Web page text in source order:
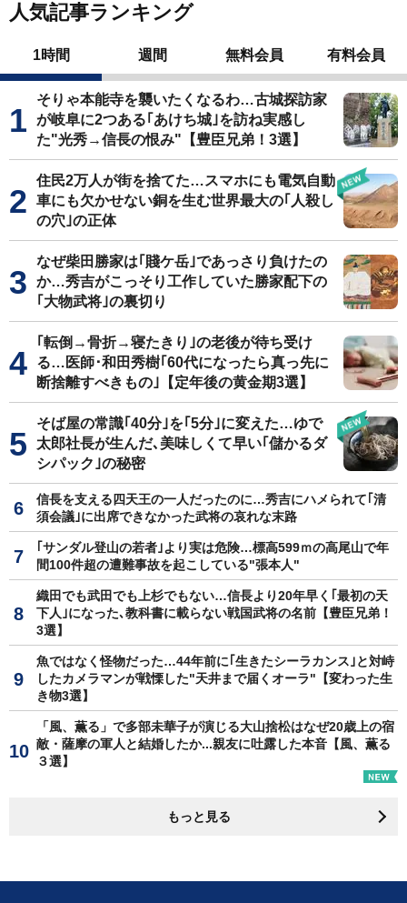
人気記事ランキング
1時間 週間 無料会員 有料会員
そりゃ本能寺を襲いたくなるわ…古城探訪家
が岐阜に2つある｢あけち城｣を訪ね実感し
た"光秀→信長の恨み"【豊臣兄弟！3選】
住民2万人が街を捨てた…スマホにも電気自動
車にも欠かせない銅を生む世界最大の｢人殺し
の穴｣の正体
なぜ柴田勝家は｢賤ケ岳｣であっさり負けたの
か…秀吉がこっそり工作していた勝家配下の
｢大物武将｣の裏切り
｢転倒→骨折→寝たきり｣の老後が待ち受け
る…医師･和田秀樹｢60代になったら真っ先に
断捨離すべきもの｣【定年後の黄金期3選】
そば屋の常識｢40分｣を｢5分｣に変えた…ゆで
太郎社長が生んだ､美味しくて早い｢儲かるダ
シパック｣の秘密
信長を支える四天王の一人だったのに…秀吉にハメられて｢清
須会議｣に出席できなかった武将の哀れな末路
｢サンダル登山の若者｣より実は危険…標高599ｍの高尾山で年
間100件超の遭難事故を起こしている"張本人"
織田でも武田でも上杉でもない…信長より20年早く｢最初の天
下人｣になった､教科書に載らない戦国武将の名前【豊臣兄弟！
3選】
魚ではなく怪物だった…44年前に｢生きたシーラカンス｣と対峙
したカメラマンが戦慄した"天井まで届くオーラ"【変わった生
き物3選】
「風、薫る」で多部未華子が演じる大山捨松はなぜ20歳上の宿
敵・薩摩の軍人と結婚したか...親友に吐露した本音【風、薫る
３選】
もっと見る